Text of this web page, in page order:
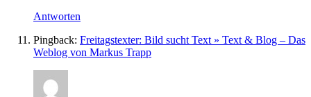
Antworten
Pingback: Freitagstexter: Bild sucht Text » Text & Blog – Das
Weblog von Markus Trapp